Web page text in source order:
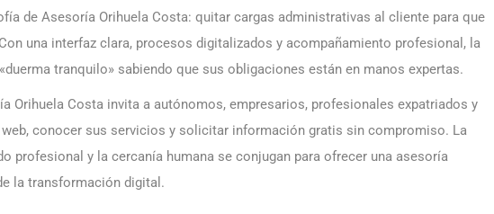
de Asesoría Orihuela Costa: quitar cargas administrativas al cliente para que
una interfaz clara, procesos digitalizados y acompañamiento profesional, la
tranquilo» sabiendo que sus obligaciones están en manos expertas.
Orihuela Costa invita a autónomos, empresarios, profesionales expatriados y
conocer sus servicios y solicitar información gratis sin compromiso. La
profesional y la cercanía humana se conjugan para ofrecer una asesoría
la transformación digital.